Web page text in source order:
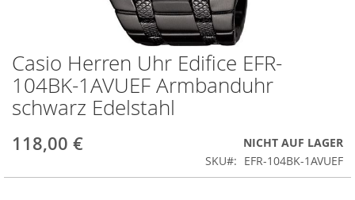
Zum
Anfang
der
Bildergalerie
Casio Herren Uhr Edifice EFR-
104BK-1AVUEF Armbanduhr
schwarz Edelstahl
118,00 €
NICHT AUF LAGER
SKU
EFR-104BK-1AVUEF